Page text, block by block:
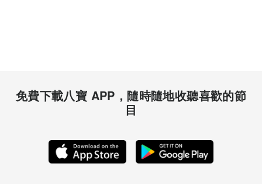
免費下載八寶 APP，隨時隨地收聽喜歡的節
目